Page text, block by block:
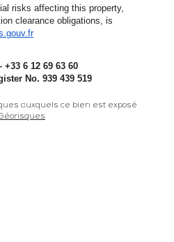
risks affecting this property,
clearance obligations, is
6 12 69 63 60
No. 939 439 519
auxquels ce bien est exposé